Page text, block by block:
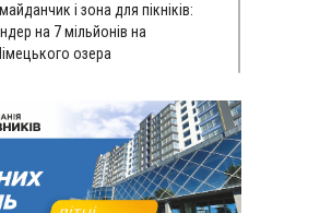
і зона для пікніків:
на 7 мільйонів на
озера
з Верховинщини оштрафували на
чоловіків до
через негоду сталися аварійні